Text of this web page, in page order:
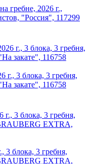
гребне, 2026 г.,
"Россия", 117299
г., 3 блока, 3 гребня,
закате", 116758
3 блока, 3 гребня,
EXTRA,